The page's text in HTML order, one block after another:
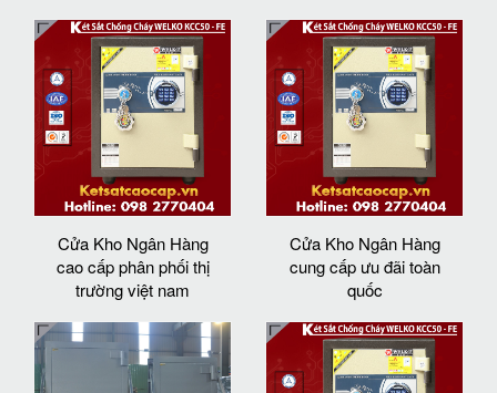
Cửa Kho Ngân Hàng
cao cấp phân phối thị
trường việt nam
Cửa Kho Ngân Hàng
cung cấp ưu đãi toàn
quốc